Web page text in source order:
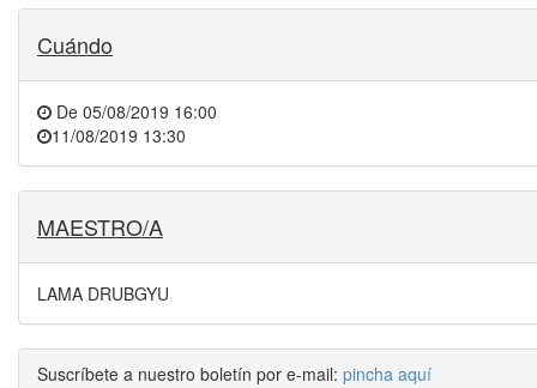
Cuándo
De 05/08/2019 16:00
11/08/2019 13:30
MAESTRO/A
LAMA DRUBGYU
Suscríbete a nuestro boletín por e-mail: pincha aquí